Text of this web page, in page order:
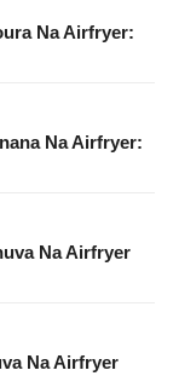
Na Airfryer:
Na Airfryer:
Na Airfryer
Na Airfryer